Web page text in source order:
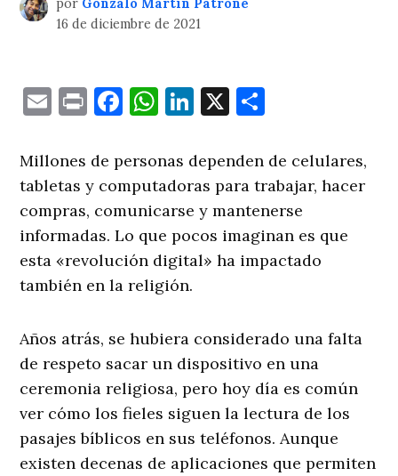
por Gonzalo Martín Patrone
16 de diciembre de 2021
EmailPrintFacebook
WhatsApp
LinkedIn
X
Millones de personas dependen de celulares,
tabletas y computadoras para trabajar, hacer
compras, comunicarse y mantenerse
informadas. Lo que pocos imaginan es que
esta «revolución digital» ha impactado
también en la religión.
Años atrás, se hubiera considerado una falta
de respeto sacar un dispositivo en una
ceremonia religiosa, pero hoy día es común
ver cómo los fieles siguen la lectura de los
pasajes bíblicos en sus teléfonos. Aunque
existen decenas de aplicaciones que permiten